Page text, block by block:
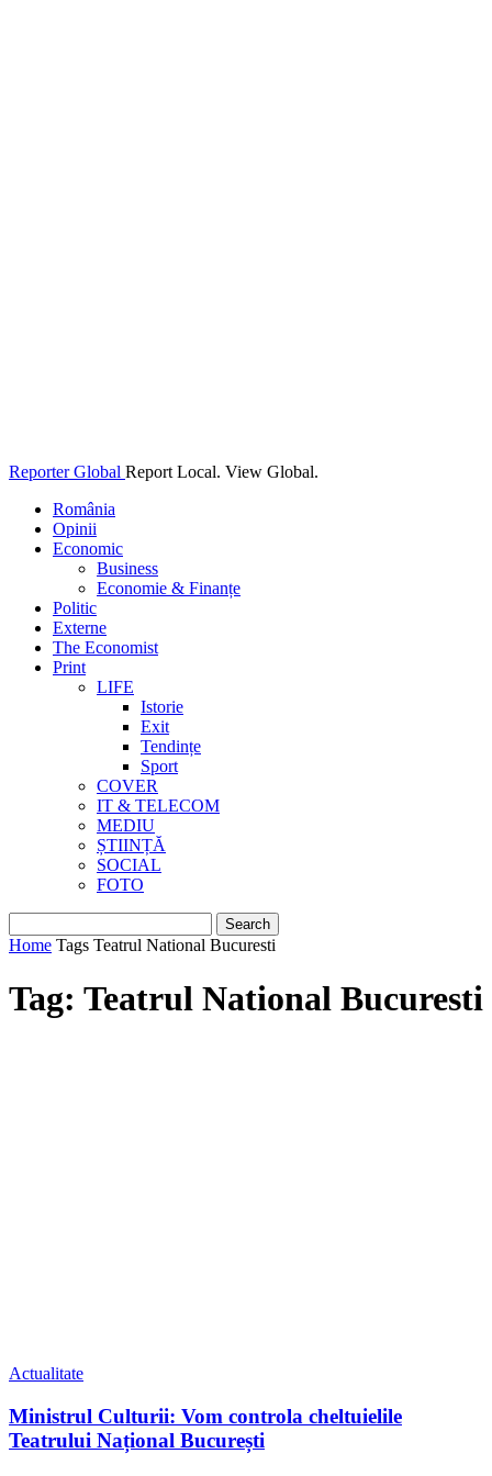
Reporter Global Report Local. View Global.
România
Opinii
Economic
Business
Economie & Finanțe
Politic
Externe
The Economist
Print
LIFE
Istorie
Exit
Tendințe
Sport
COVER
IT & TELECOM
MEDIU
ȘTIINȚĂ
SOCIAL
FOTO
Home Tags Teatrul National Bucuresti
Tag: Teatrul National Bucuresti
Actualitate
Ministrul Culturii: Vom controla cheltuielile
Teatrului Național București